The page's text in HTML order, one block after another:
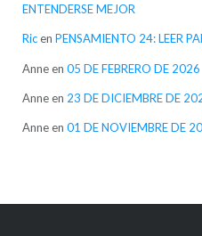
ENTENDERSE MEJOR
Ricen PENSAMIENTO 24: LEER
Anneen 05 DE FEBRERO DE 2026
Anneen 23 DE DICIEMBRE DE
Anneen 01 DE NOVIEMBRE DE